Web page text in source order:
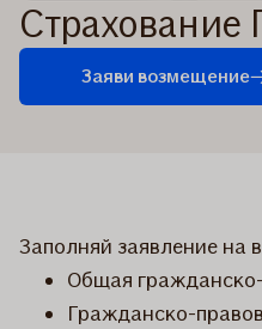
Страхование
Заяви возмещение
Заполняй заявление на
Общая гражданско-
Гражданско-